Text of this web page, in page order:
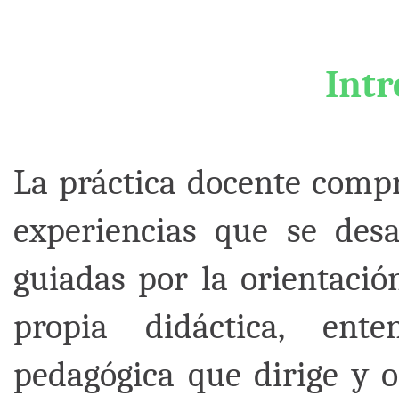
La práctica docente
experiencias que se
guiadas por la
propia didáctica,
pedagógica que dirige y